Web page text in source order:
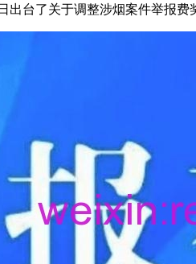
出台了关于调整涉烟案件举报